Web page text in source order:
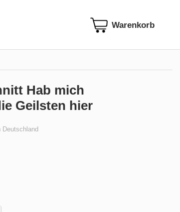
Hab mich
Geilsten hier
Deutschland